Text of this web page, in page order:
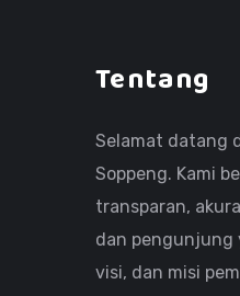
Tentang
Selamat datang
Soppeng. Kami
transparan,
dan pengunjung
visi, dan misi